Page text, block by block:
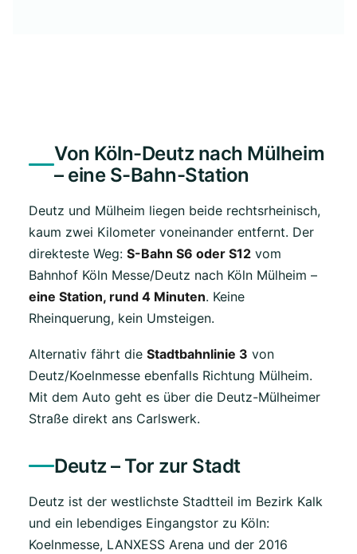
Von Köln-Deutz nach Mülheim
– eine S-Bahn-Station
Deutz und Mülheim liegen beide rechtsrheinisch,
kaum zwei Kilometer voneinander entfernt. Der
direkteste Weg: S-Bahn S6 oder S12 vom
Bahnhof Köln Messe/Deutz nach Köln Mülheim –
eine Station, rund 4 Minuten. Keine
Rheinquerung, kein Umsteigen.
Alternativ fährt die Stadtbahnlinie 3 von
Deutz/Koelnmesse ebenfalls Richtung Mülheim.
Mit dem Auto geht es über die Deutz-Mülheimer
Straße direkt ans Carlswerk.
Deutz – Tor zur Stadt
Deutz ist der westlichste Stadtteil im Bezirk Kalk
und ein lebendiges Eingangstor zu Köln:
Koelnmesse, LANXESS Arena und der 2016